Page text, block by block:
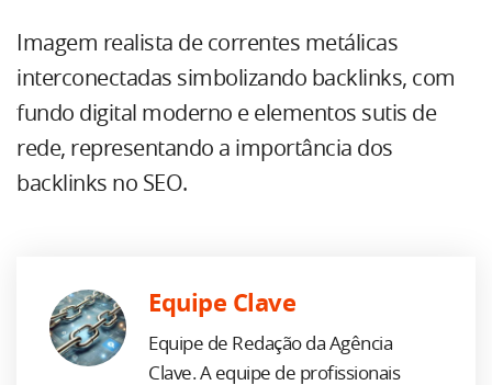
Imagem realista de correntes metálicas
interconectadas simbolizando backlinks, com
fundo digital moderno e elementos sutis de
rede, representando a importância dos
backlinks no SEO.
Equipe Clave
Equipe de Redação da Agência
Clave. A equipe de profissionais